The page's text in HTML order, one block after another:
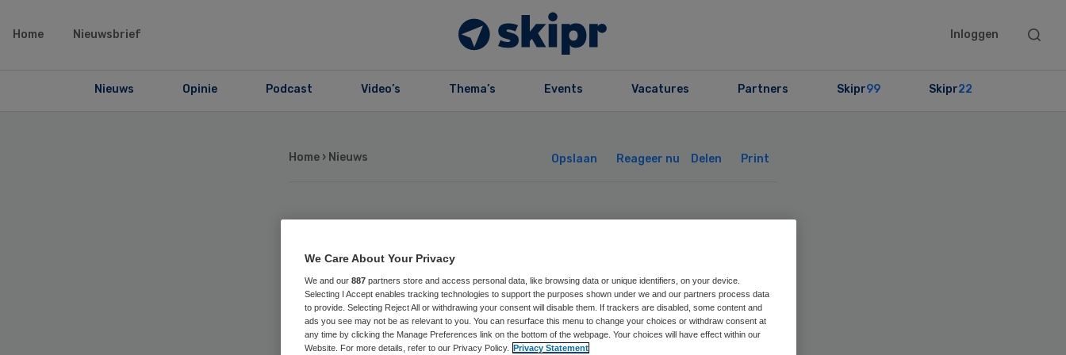
Home Nieuwsbrief Inloggen
Search
Nieuws Opinie Podcast Video’s Thema’s Events Vacatures Partners Skipr99 Skipr22
Home › Nieuws Opslaan Reageer nu Delen Print
‘Dementie vaak te
voorkomen met
levensstijl’
We Care About Your Privacy
We and our 887 partners store and access personal data, like browsing data or unique identifiers, on your device.
Selecting I Accept enables tracking technologies to support the purposes shown under we and our partners process data
to provide. Selecting Reject All or withdrawing your consent will disable them. If trackers are disabled, some content and
ads you see may not be as relevant to you. You can resurface this menu to change your choices or withdraw consent at
any time by clicking the Manage Preferences link on the bottom of the webpage. Your choices will have effect within our
Website. For more details, refer to our Privacy Policy. Privacy Statement